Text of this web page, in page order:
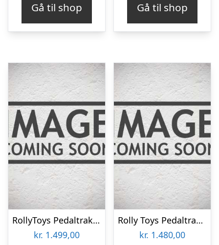
Gå til shop Gå til shop
RollyToys Pedaltraktor John Deere Med Frontskovl
kr. 1.499,00
Rolly Toys Pedaltraktor JCB Frontskovl
kr. 1.480,00